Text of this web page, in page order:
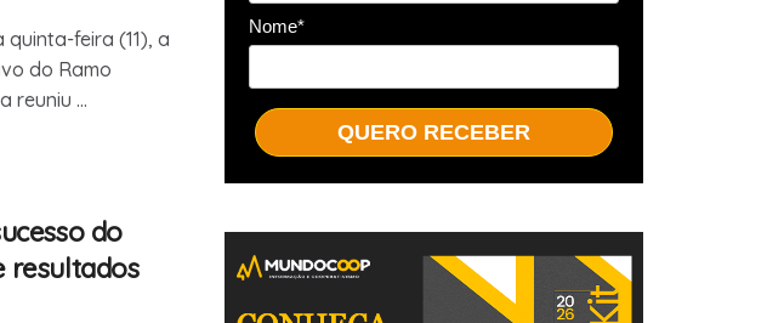
quinta-feira (11), a
do Ramo
reuniu ...
do
resultados
Nome*
QUERO RECEBER